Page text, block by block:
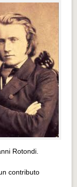
Rotondi.
contributo